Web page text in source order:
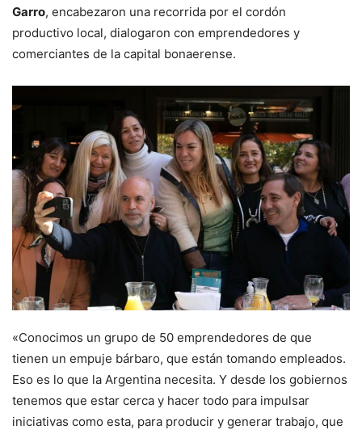
Garro, encabezaron una recorrida por el cordón
productivo local, dialogaron con emprendedores y
comerciantes de la capital bonaerense.
«Conocimos un grupo de 50 emprendedores de que
tienen un empuje bárbaro, que están tomando empleados.
Eso es lo que la Argentina necesita. Y desde los gobiernos
tenemos que estar cerca y hacer todo para impulsar
iniciativas como esta, para producir y generar trabajo, que